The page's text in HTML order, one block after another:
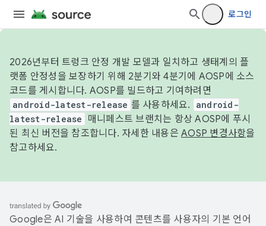
로그인
2026년부터 트렁크 안정 개발 모델과 일치하고 생태계의 플
랫폼 안정성을 보장하기 위해 2분기와 4분기에 AOSP에 소스
코드를 게시합니다. AOSP를 빌드하고 기여하려면
android-latest-release 를 사용하세요.
android-
latest-release
매니페스트 브랜치는 항상 AOSP에 푸시
된 최신 버전을 참조합니다. 자세한 내용은 AOSP 변경사항을
참고하세요.
Google은 AI 기술을 사용하여 콘텐츠를 사용자의 기본 언어